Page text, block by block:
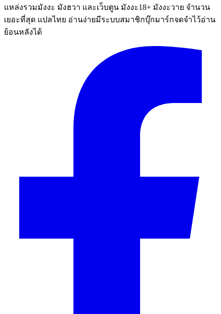
แหล่งรวมมังงะ มังฮวา และเว็บตูน มังงะ18+ มังงะวาย จำนวน
เยอะที่สุด แปลไทย อ่านง่ายมีระบบสมาชิกบุ๊กมาร์กจดจำไว้อ่าน
ย้อนหลังได้